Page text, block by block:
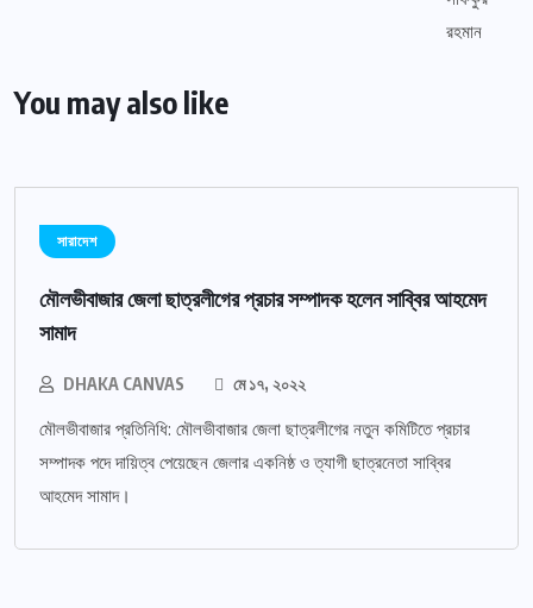
You may also like
সারাদেশ
মৌলভীবাজার জেলা ছাত্রলীগের প্রচার সম্পাদক হলেন সাব্বির আহমেদ
সামাদ
DHAKA CANVAS মে ১৭, ২০২২
মৌলভীবাজার প্রতিনিধি: মৌলভীবাজার জেলা ছাত্রলীগের নতুন কমিটিতে প্রচার
সম্পাদক পদে দায়িত্ব পেয়েছেন জেলার একনিষ্ঠ ও ত্যাগী ছাত্রনেতা সাব্বির
আহমেদ সামাদ।